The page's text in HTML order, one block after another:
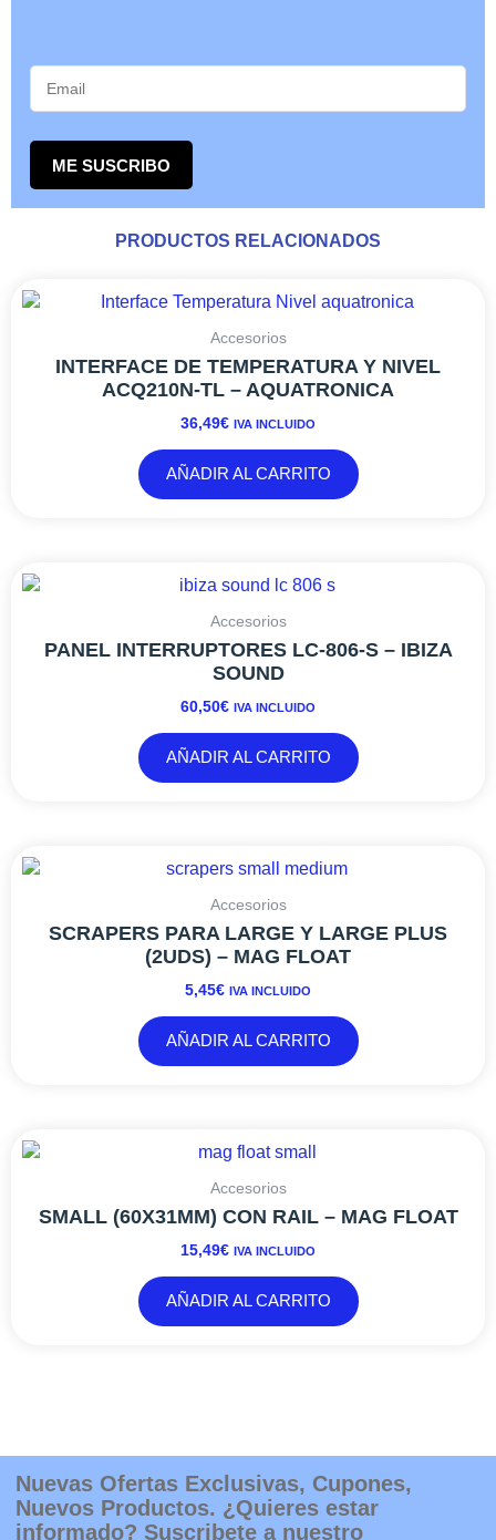
ME SUSCRIBO
PRODUCTOS RELACIONADOS
Accesorios
INTERFACE DE TEMPERATURA Y NIVEL
ACQ210N-TL – AQUATRONICA
36,49€ IVA INCLUIDO
AÑADIR AL CARRITO
Accesorios
PANEL INTERRUPTORES LC-806-S – IBIZA
SOUND
60,50€ IVA INCLUIDO
AÑADIR AL CARRITO
Accesorios
SCRAPERS PARA LARGE Y LARGE PLUS
(2UDS) – MAG FLOAT
5,45€ IVA INCLUIDO
AÑADIR AL CARRITO
Accesorios
SMALL (60X31MM) CON RAIL – MAG FLOAT
15,49€ IVA INCLUIDO
AÑADIR AL CARRITO
Nuevas Ofertas Exclusivas, Cupones,
Nuevos Productos. ¿Quieres estar
informado? Suscribete a nuestro